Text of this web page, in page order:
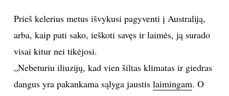
LAISVALAIKIS
KINAS
MUZIKA
Prieš kelerius metus išvykusi pagyventi į Australiją,
arba, kaip pati sako, ieškoti savęs ir laimės, ją surado
visai kitur nei tikėjosi.
„Nebeturiu iliuzijų, kad vien šiltas klimatas ir giedras
dangus yra pakankama sąlyga jaustis laimingam. O